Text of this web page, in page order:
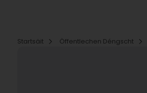
Startsäit
Öffentlechen Déngscht